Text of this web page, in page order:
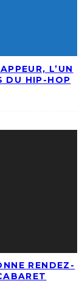
L’UN
DU HIP-HOP
RENDEZ-